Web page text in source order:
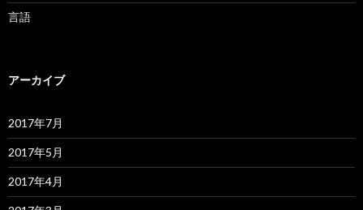
言語
アーカイブ
2017年7月
2017年5月
2017年4月